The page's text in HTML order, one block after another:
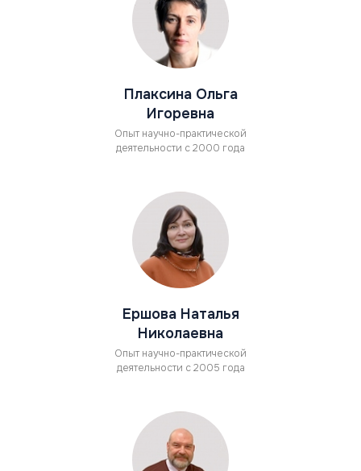
Плаксина Ольга
Игоревна
Опыт научно-практической
деятельности с 2000 года
Ершова Наталья
Николаевна
Опыт научно-практической
деятельности с 2005 года